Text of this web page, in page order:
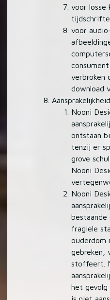
voor losse
voor
verbroken
download
Aansprakelijkheid
Nooni
ontstaan
tenzij er
grove
Nooni
Nooni
bestaande
fragiele
ouderdom
gebreken,
stoffeert.
het gevolg